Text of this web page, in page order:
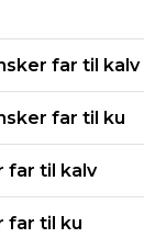
far til kalv
far til ku
far til kalv
far til ku